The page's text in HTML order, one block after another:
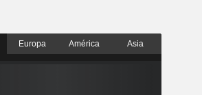
Europa América Asia